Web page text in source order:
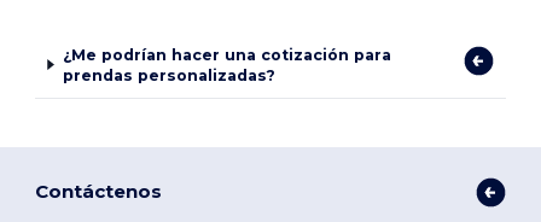
¿Me podrían hacer una cotización para
prendas personalizadas?
Contáctenos